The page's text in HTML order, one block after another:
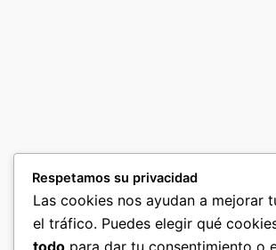
Respetamos su privacidad
Las cookies nos ayudan a mejorar
el tráfico. Puedes elegir qué